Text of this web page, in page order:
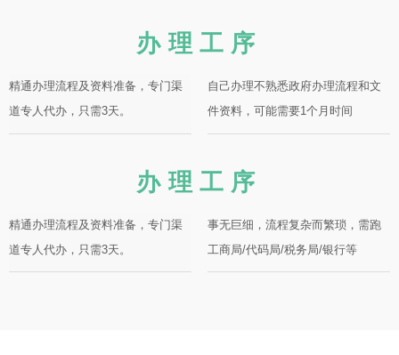
办理工序
精通办理流程及资料准备，专门渠
道专人代办，只需3天。
自己办理不熟悉政府办理流程和文
件资料，可能需要1个月时间
办理工序
精通办理流程及资料准备，专门渠
道专人代办，只需3天。
事无巨细，流程复杂而繁琐，需跑
工商局/代码局/税务局/银行等